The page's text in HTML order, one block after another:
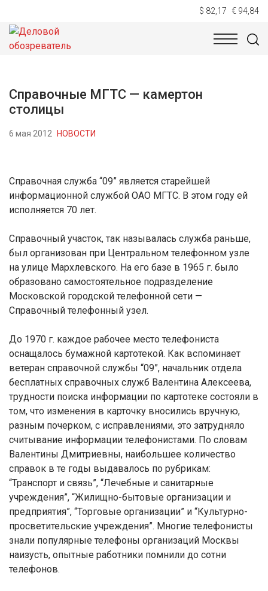
$ 82,17 € 94,84
НОВОСТИ
Справочные МГТС — камертон
столицы
6 мая 2012 НОВОСТИ
Справочная служба “09” является старейшей
информационной службой ОАО МГТС. В этом году ей
исполняется 70 лет.
Справочный участок, так называлась служба раньше,
был организован при Центральном телефонном узле
на улице Мархлевского. На его базе в 1965 г. было
образовано самостоятельное подразделение
Московской городской телефонной сети —
Справочный телефонный узел.
До 1970 г. каждое рабочее место телефониста
оснащалось бумажной картотекой. Как вспоминает
ветеран справочной службы “09”, начальник отдела
бесплатных справочных служб Валентина Алексеева,
трудности поиска информации по картотеке состояли в
том, что изменения в карточку вносились вручную,
разным почерком, с исправлениями, это затрудняло
считывание информации телефонистами. По словам
Валентины Дмитриевны, наибольшее количество
справок в те годы выдавалось по рубрикам:
“Транспорт и связь”, “Лечебные и санитарные
учреждения”, “Жилищно-бытовые организации и
предприятия”, “Торговые организации” и “Культурно-
просветительские учреждения”. Многие телефонисты
знали популярные телефоны организаций Москвы
наизусть, опытные работники помнили до сотни
телефонов.